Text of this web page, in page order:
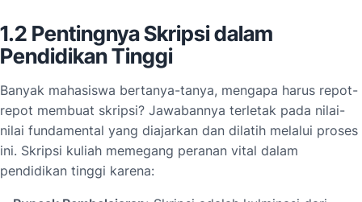
1.2 Pentingnya Skripsi dalam
Pendidikan Tinggi
Banyak mahasiswa bertanya-tanya, mengapa harus repot-
repot membuat skripsi? Jawabannya terletak pada nilai-
nilai fundamental yang diajarkan dan dilatih melalui proses
ini. Skripsi kuliah memegang peranan vital dalam
pendidikan tinggi karena: